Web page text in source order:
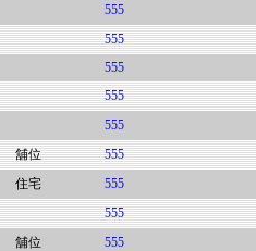
555
555
555
555
555
舖位
555
住宅
555
555
舖位
555